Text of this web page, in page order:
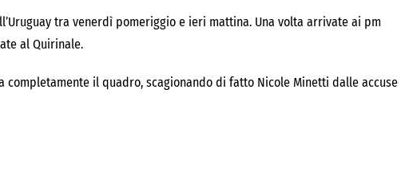
tra venerdì pomeriggio e ieri mattina. Una volta arrivate ai pm
al Quirinale.
completamente il quadro, scagionando di fatto Nicole Minetti dalle accuse